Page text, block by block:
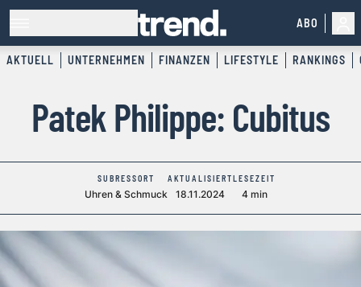
ABO
AKTUELL UNTERNEHMEN FINANZEN LIFESTYLE RANKINGS
Patek Philippe: Cubitus
SUBRESSORT
Uhren & Schmuck
AKTUALISIERT
18.11.2024
LESEZEIT
4 min